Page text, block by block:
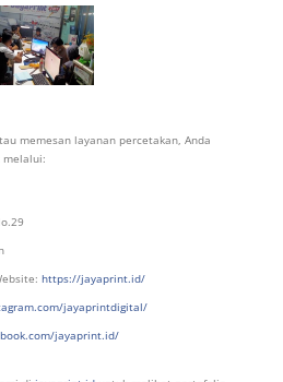
memesan layanan percetakan, Anda
melalui:
https://jayaprint.id/
jayaprintdigital/
jayaprint.id/